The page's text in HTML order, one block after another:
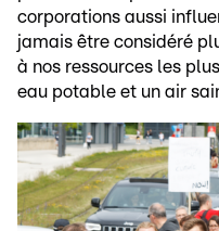
corporations aussi
jamais être considéré
à nos ressources les
eau potable et un air